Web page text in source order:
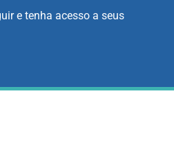
e tenha acesso a seus